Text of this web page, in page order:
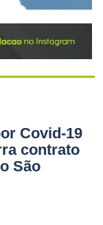
Covid-19
contrato
São